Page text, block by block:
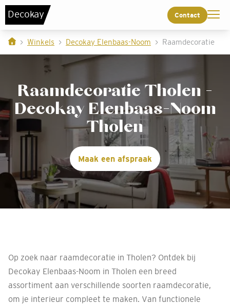
Decokay Contact
Winkels Decokay Elenbaas-Noom Raamdecoratie
Raamdecoratie Tholen -
Decokay Elenbaas-Noom
Tholen
Maak een afspraak
Op zoek naar raamdecoratie in Tholen? Ontdek bij
Decokay Elenbaas-Noom in Tholen een breed
assortiment aan verschillende soorten raamdecoratie,
om je interieur compleet te maken. Van functionele